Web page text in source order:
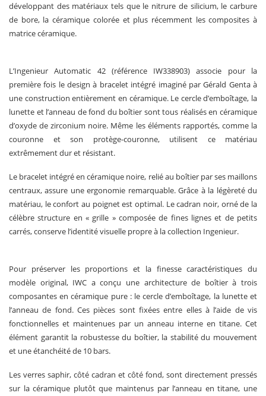
développant des matériaux tels que le nitrure de silicium, le carbure
de bore, la céramique colorée et plus récemment les composites à
matrice céramique.
L’Ingenieur Automatic 42 (référence IW338903) associe pour la
première fois le design à bracelet intégré imaginé par Gérald Genta à
une construction entièrement en céramique. Le cercle d’emboîtage, la
lunette et l’anneau de fond du boîtier sont tous réalisés en céramique
d’oxyde de zirconium noire. Même les éléments rapportés, comme la
couronne et son protège-couronne, utilisent ce matériau
extrêmement dur et résistant.
Le bracelet intégré en céramique noire, relié au boîtier par ses maillons
centraux, assure une ergonomie remarquable. Grâce à la légèreté du
matériau, le confort au poignet est optimal. Le cadran noir, orné de la
célèbre structure en « grille » composée de fines lignes et de petits
carrés, conserve l’identité visuelle propre à la collection Ingenieur.
Pour préserver les proportions et la finesse caractéristiques du
modèle original, IWC a conçu une architecture de boîtier à trois
composantes en céramique pure : le cercle d’emboîtage, la lunette et
l’anneau de fond. Ces pièces sont fixées entre elles à l’aide de vis
fonctionnelles et maintenues par un anneau interne en titane. Cet
élément garantit la robustesse du boîtier, la stabilité du mouvement
et une étanchéité de 10 bars.
Les verres saphir, côté cadran et côté fond, sont directement pressés
sur la céramique plutôt que maintenus par l’anneau en titane, une